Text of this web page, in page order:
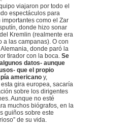
viajaron por todo el
espectáculos para
como el Zar
donde hizo sonar
Kremlin (realmente era
a las campanas). O con
donde paró la
tirador con la boca. Se
datos- aunque
que el propio
americano y,
gira europea, sacaría
sobre los dirigentes
Aunque no esté
muchos biógrafos, en la
guiños sobre este
de su vida.